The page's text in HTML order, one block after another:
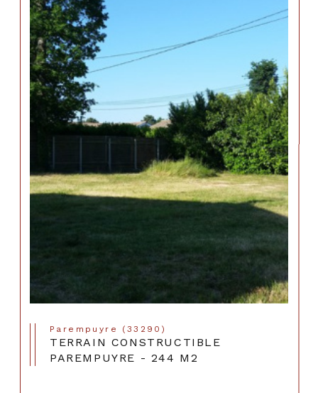
Parempuyre (33290)
TERRAIN CONSTRUCTIBLE
PAREMPUYRE - 244 M2